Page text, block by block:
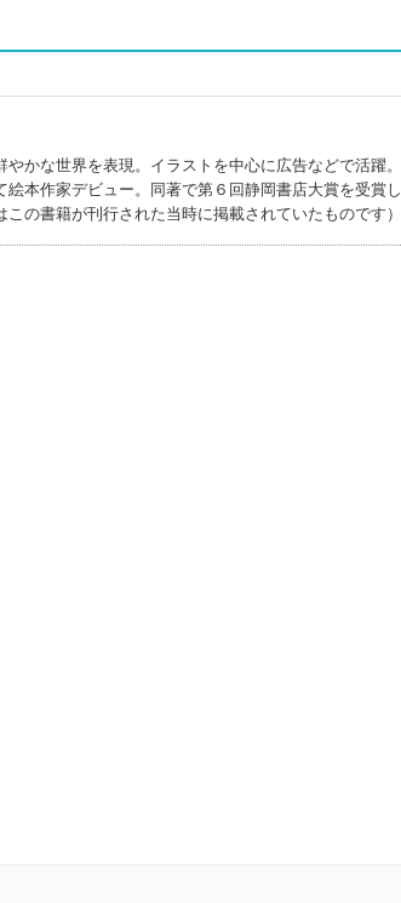
)
かな世界を表現。イラストを中心に広告などで活躍
本作家デビュー。同著で第６回静岡書店大賞を受賞
の書籍が刊行された当時に掲載されていたものです）